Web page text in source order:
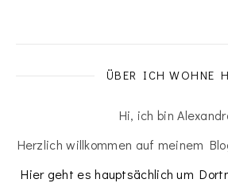
ÜBER ICH WOHNE
Hi, ich bin
Herzlich willkommen auf meinem
Hier geht es hauptsächlich um